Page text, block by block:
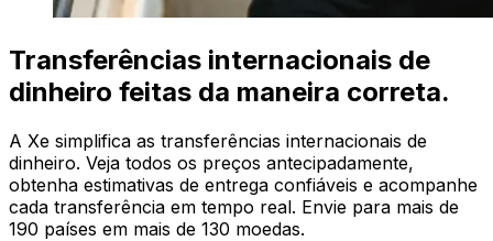
Transferências internacionais de
dinheiro feitas da maneira correta.
A Xe simplifica as transferências internacionais de
dinheiro. Veja todos os preços antecipadamente,
obtenha estimativas de entrega confiáveis e acompanhe
cada transferência em tempo real. Envie para mais de
190 países em mais de 130 moedas.